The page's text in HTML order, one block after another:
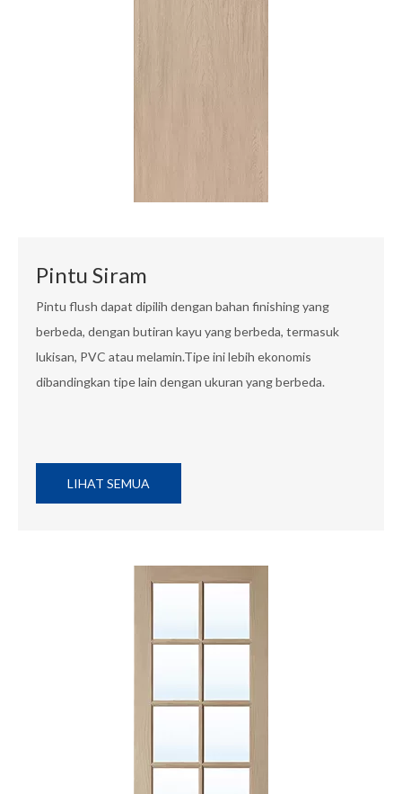
Pintu Siram
Pintu flush dapat dipilih dengan bahan finishing yang
berbeda, dengan butiran kayu yang berbeda, termasuk
lukisan, PVC atau melamin.Tipe ini lebih ekonomis
dibandingkan tipe lain dengan ukuran yang berbeda.
LIHAT SEMUA